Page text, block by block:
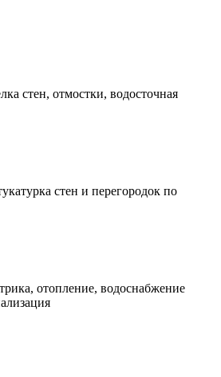
стен, отмостки, водосточная
стен и перегородок по
отопление, водоснабжение